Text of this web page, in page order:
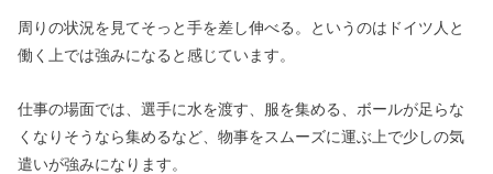
周りの状況を見てそっと手を差し伸べる。というのはドイツ人と
働く上では強みになると感じています。
仕事の場面では、選手に水を渡す、服を集める、ボールが足らな
くなりそうなら集めるなど、物事をスムーズに運ぶ上で少しの気
遣いが強みになります。